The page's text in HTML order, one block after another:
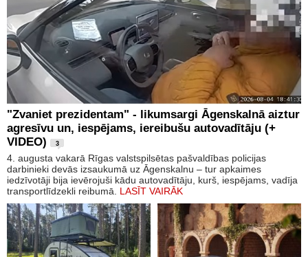
"Zvaniet prezidentam" - likumsargi Āgenskalnā aiztur
agresīvu un, iespējams, iereibušu autovadītāju (+
VIDEO)
3
4. augusta vakarā Rīgas valstspilsētas pašvaldības policijas
darbinieki devās izsaukumā uz Āgenskalnu – tur apkaimes
iedzīvotāji bija ievērojuši kādu autovadītāju, kurš, iespējams, vadīja
transportlīdzekli reibumā. LASĪT VAIRĀK